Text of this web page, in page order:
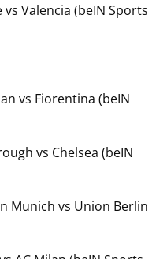
vs Valencia (beIN Sports
vs Fiorentina (beIN
vs Chelsea (beIN
Munich vs Union Berlin